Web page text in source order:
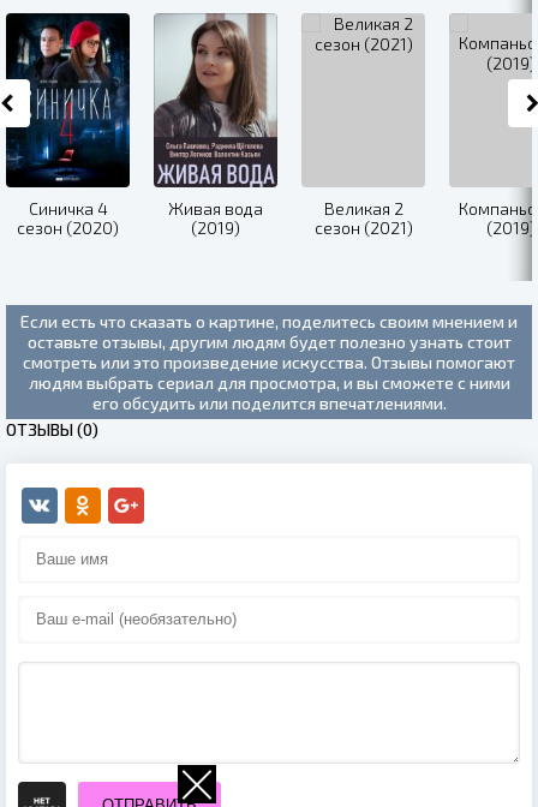
Синичка 4
сезон (2020)
Живая вода
(2019)
Великая 2
сезон (2021)
(2019)
Если есть что сказать о картине, поделитесь своим мнением и
оставьте отзывы, другим людям будет полезно узнать стоит
смотреть или это произведение искусства. Отзывы помогают
людям выбрать сериал для просмотра, и вы сможете с ними
его обсудить или поделится впечатлениями.
ОТЗЫВЫ (0)